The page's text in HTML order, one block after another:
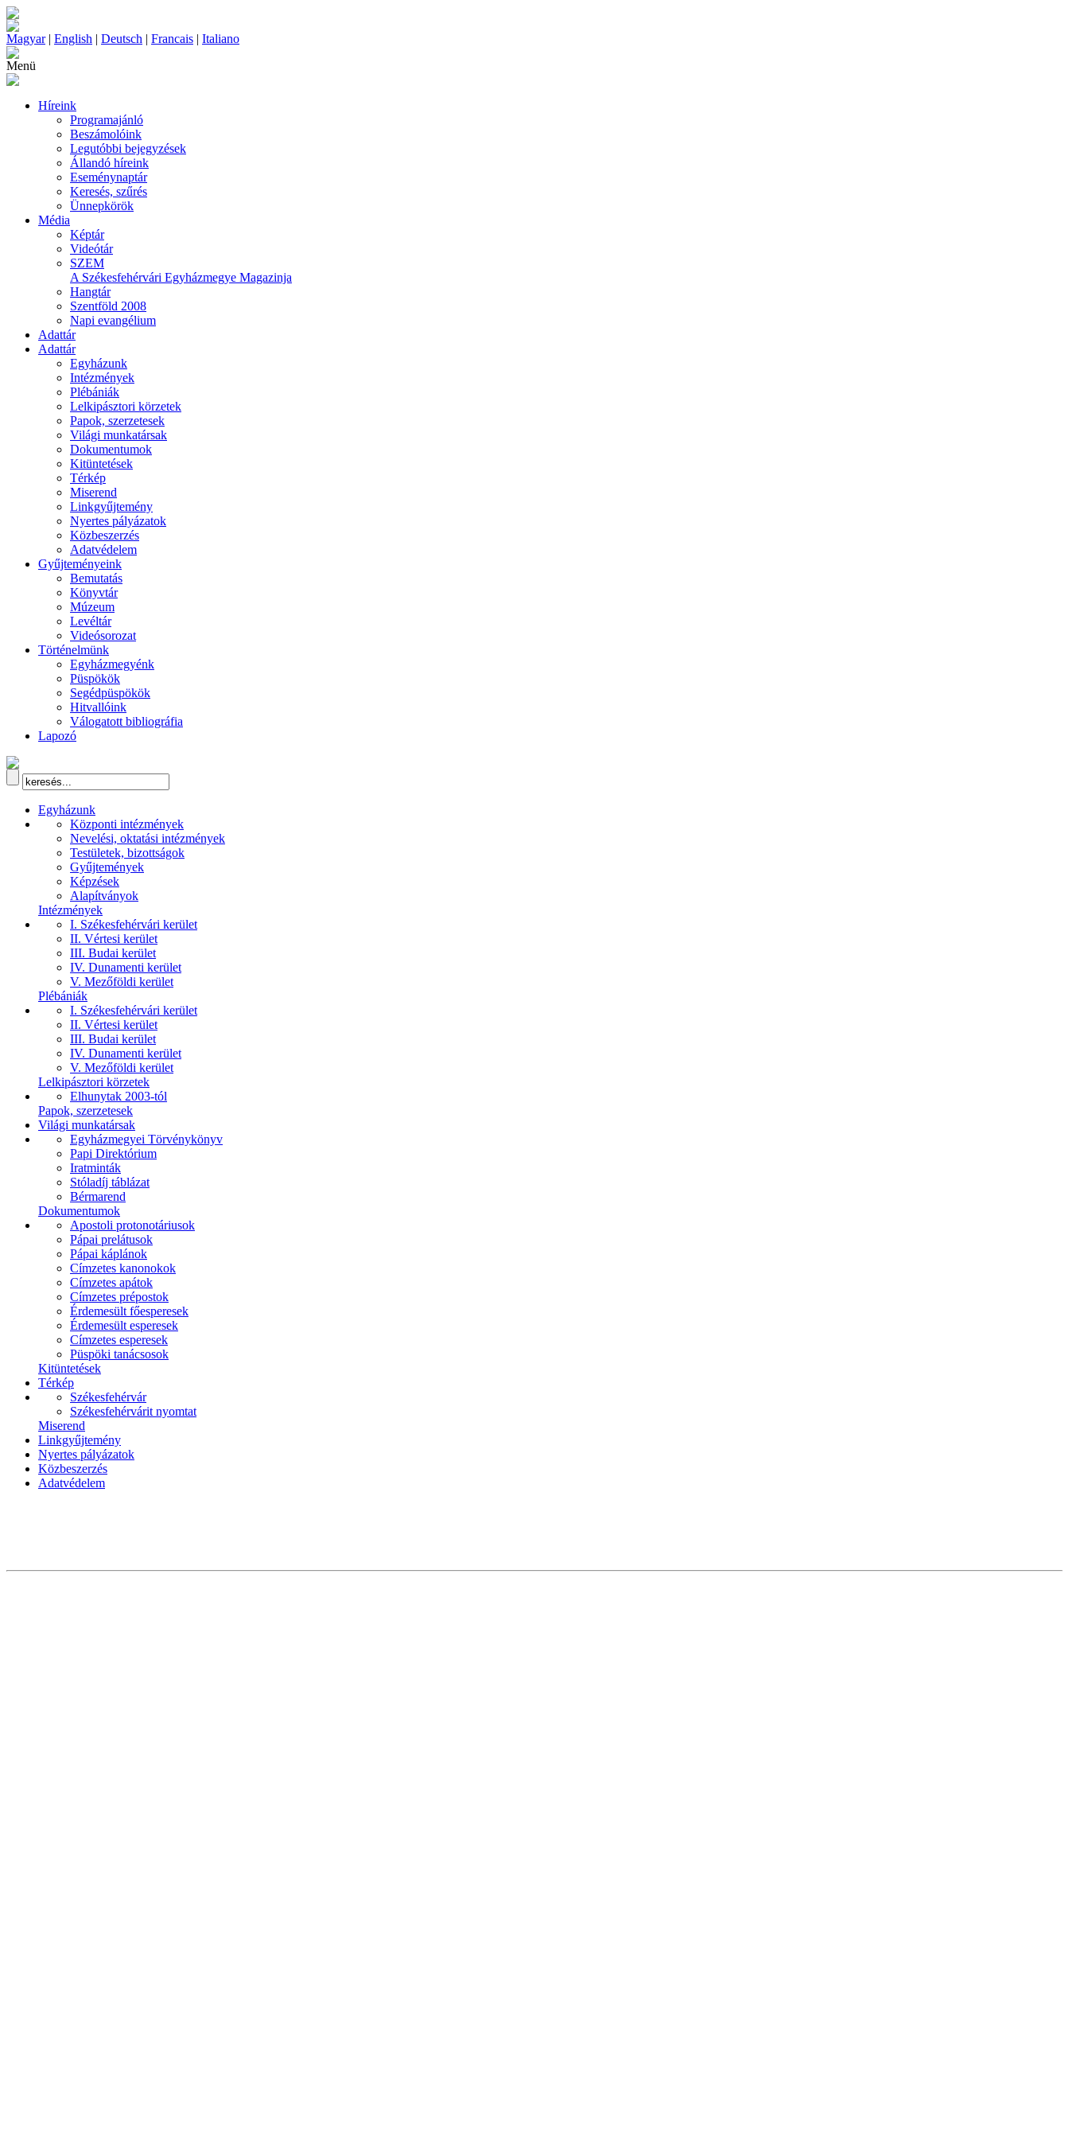
Magyar| English | Deutsch | Francais | Italiano
Menü
Híreink
Programajánló
Beszámolóink
Legutóbbi bejegyzések
Állandó híreink
Eseménynaptár
Keresés, szűrés
Ünnepkörök
Média
Képtár
Videótár
SZEM
A Székesfehérvári Egyházmegye Magazinja
Hangtár
Szentföld 2008
Napi evangélium
Adattár
Adattár
Egyházunk
Intézmények
Plébániák
Lelkipásztori körzetek
Papok, szerzetesek
Világi munkatársak
Dokumentumok
Kitüntetések
Térkép
Miserend
Linkgyűjtemény
Nyertes pályázatok
Közbeszerzés
Adatvédelem
Gyűjteményeink
Bemutatás
Könyvtár
Múzeum
Levéltár
Videósorozat
Történelmünk
Egyházmegyénk
Püspökök
Segédpüspökök
Hitvallóink
Válogatott bibliográfia
Lapozó
Egyházunk
Központi intézmények
Nevelési, oktatási intézmények
Testületek, bizottságok
Gyűjtemények
Képzések
Alapítványok
Intézmények
I. Székesfehérvári kerület
II. Vértesi kerület
III. Budai kerület
IV. Dunamenti kerület
V. Mezőföldi kerület
Plébániák
I. Székesfehérvári kerület
II. Vértesi kerület
III. Budai kerület
IV. Dunamenti kerület
V. Mezőföldi kerület
Lelkipásztori körzetek
Elhunytak 2003-tól
Papok, szerzetesek
Világi munkatársak
Egyházmegyei Törvénykönyv
Papi Direktórium
Iratminták
Stóladíj táblázat
Bérmarend
Dokumentumok
Apostoli protonotáriusok
Pápai prelátusok
Pápai káplánok
Címzetes kanonokok
Címzetes apátok
Címzetes prépostok
Érdemesült főesperesek
Érdemesült esperesek
Címzetes esperesek
Püspöki tanácsosok
Kitüntetések
Térkép
Székesfehérvár
Székesfehérvárit nyomtat
Miserend
Linkgyűjtemény
Nyertes pályázatok
Közbeszerzés
Adatvédelem